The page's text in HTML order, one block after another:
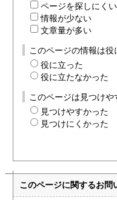
ページを探しにくい
情報が少ない
文章量が多い
このページの情報は役
役に立った
役に立たなかった
このページは見つけや
見つけやすかった
見つけにくかった
このページに関するお問